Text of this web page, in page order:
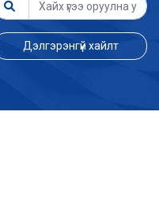
Дэлгэрэнгүй хайлт